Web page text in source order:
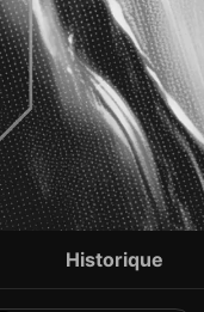
Historique